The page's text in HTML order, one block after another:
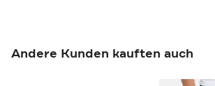
Andere Kunden kauften auch